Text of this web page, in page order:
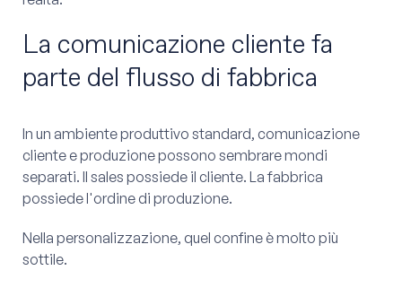
La comunicazione cliente fa
parte del flusso di fabbrica
In un ambiente produttivo standard, comunicazione
cliente e produzione possono sembrare mondi
separati. Il sales possiede il cliente. La fabbrica
possiede l'ordine di produzione.
Nella personalizzazione, quel confine è molto più
sottile.